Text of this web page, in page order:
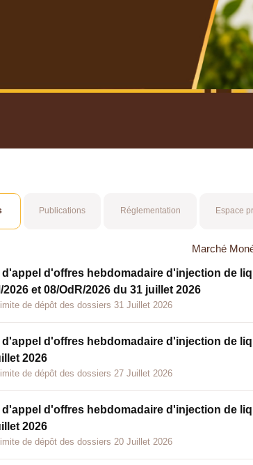
Publications Réglementation Espace
Marché
d'appel d'offres hebdomadaire d'injection de
2026 et 08/OdR/2026 du 31 juillet 2026
de dépôt des dossiers 31 Juillet 2026
d'appel d'offres hebdomadaire d'injection de
2026
de dépôt des dossiers 27 Juillet 2026
d'appel d'offres hebdomadaire d'injection de
2026
de dépôt des dossiers 20 Juillet 2026